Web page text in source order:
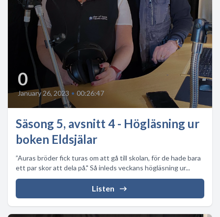
0
January 26, 2023 • 00:26:47
Säsong 5, avsnitt 4 - Högläsning ur
boken Eldsjälar
”Auras bröder fick turas om att gå till skolan, för de hade bara
ett par skor att dela på." Så inleds veckans högläsning ur...
Listen